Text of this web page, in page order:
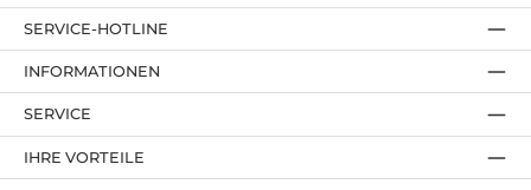
SERVICE-HOTLINE
IHRE VORTEILE
INFORMATIONEN
SERVICE